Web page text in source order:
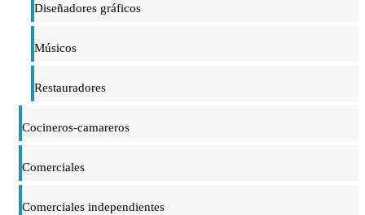
Diseñadores gráficos
Músicos
Restauradores
Cocineros-camareros
Comerciales
Comerciales independientes